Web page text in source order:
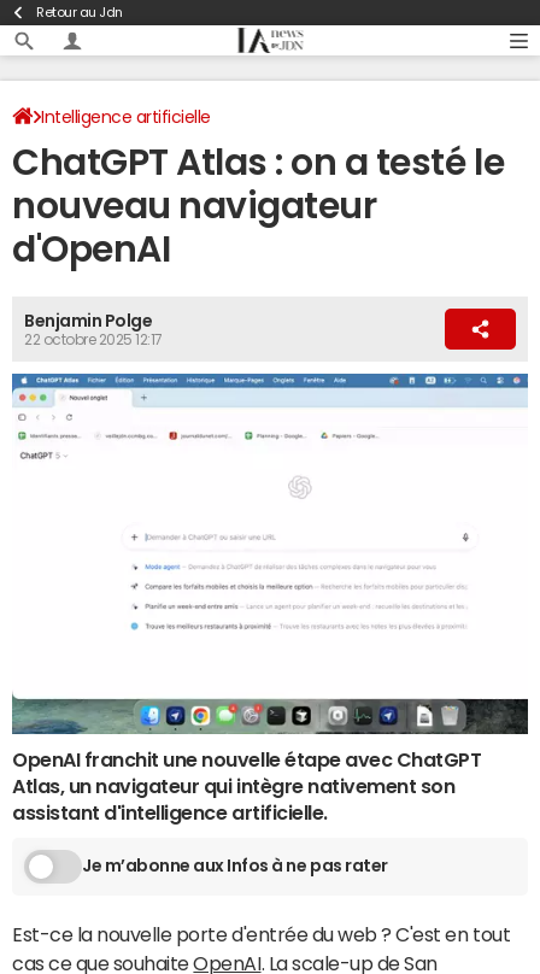
Retour au Jdn
Intelligence artificielle
ChatGPT Atlas : on a testé le
nouveau navigateur
d'OpenAI
Benjamin Polge
22 octobre 2025 12:17
OpenAI franchit une nouvelle étape avec ChatGPT
Atlas, un navigateur qui intègre nativement son
assistant d'intelligence artificielle.
Je m’abonne aux Infos à ne pas rater
Est-ce la nouvelle porte d'entrée du web ? C'est en tout
cas ce que souhaiteOpenAI. La scale-up de San